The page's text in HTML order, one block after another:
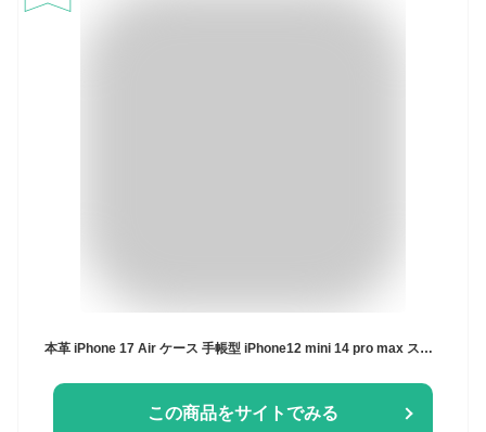
本革 iPhone 17 Air ケース 手帳型 iPhone12 mini 14 pro max スマホ ケース 牛革 iPhone15 promax 手帳型 カバー ストラップ付き iPhone SE 第3/2世代 XR 手帳カバー iPhone11 iPhone16 アイフォン13 ケース 本革 耐衝撃 大人男子 女子 おしゃれ case スリム ベルトなし
この商品をサイトでみる